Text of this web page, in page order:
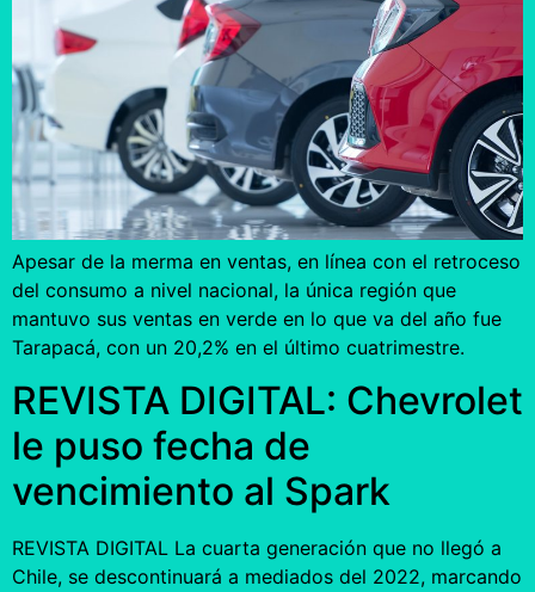
Apesar de la merma en ventas, en línea con el retroceso
del consumo a nivel nacional, la única región que
mantuvo sus ventas en verde en lo que va del año fue
Tarapacá, con un 20,2% en el último cuatrimestre.
REVISTA DIGITAL: Chevrolet
le puso fecha de
vencimiento al Spark
REVISTA DIGITAL La cuarta generación que no llegó a
Chile, se descontinuará a mediados del 2022, marcando